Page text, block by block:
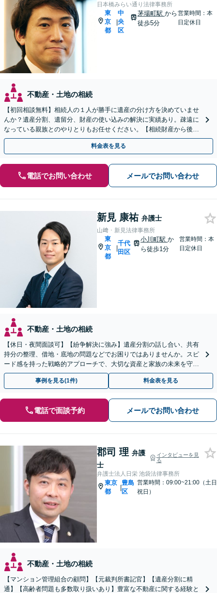
日本橋みらい通り法律事務所
東
京
都
|
中
央
区
茅場町駅 から
徒歩5分
営業時間：本
日定休日
不動産・土地の相続
【初回相談無料】相続人の１人が勝手に遺産の分け方を決めていませ
んか？遺産分割、遺留分、財産の使い込みの解決に実績あり。疎遠に
なっている親族とのやりとりもお任せください。【相続財産から後払
い可】費用を理由に諦めないでください。【茅場町駅3分】
料金表を見る
電話でお問い合わせ メールでお問い合わせ
新見 康祐 弁護士
山﨑・新見法律事務所
東
京
都
|
千代
田区
小川町駅か
ら徒歩1分
営業時間：本
日定休日
不動産・土地の相続
【休日・夜間面談可】【紛争解決に強み】遺産分割の話し合い、共有
持分の整理、借地・底地の問題などでお困りではありませんか。スピ
ード感を持った戦略的アプローチで、大切な資産と家族の未来を守り
ます。まずは気軽にお話をお聞かせください。
事例を見る(1件) 料金表を見る
電話で面談予約 メールでお問い合わせ
郡司 理 弁護
士
インタビューを見
る
弁護士法人日栄 池袋法律事務所
東京
都
|
豊島
区
営業時間：09:00~21:00（土日
祝日）
不動産・土地の相続
【マンション管理組合の顧問】【元裁判所書記官】【遺産分割に精
通】【高齢者問題も多数取り扱いあり】豊富な不動産に関する経験と